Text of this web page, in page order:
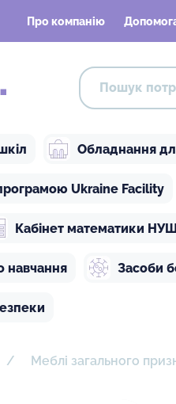
Про компанію
Обладнання
Ukraine Facility
Кабінет математики НУШ
навчання Засоби
Меблі загального